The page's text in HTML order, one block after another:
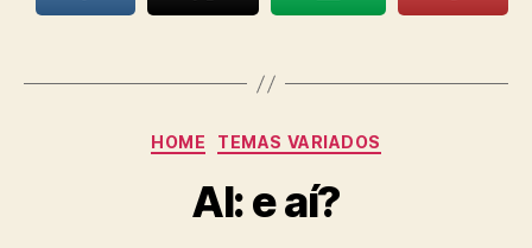
Categorias
HOME TEMAS VARIADOS
AI: e aí?